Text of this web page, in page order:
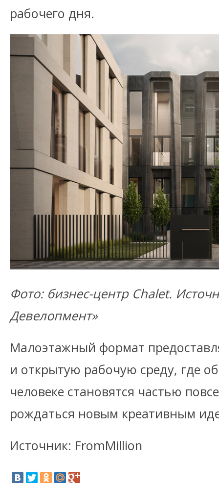
рабочего дня.
Фото: бизнес-центр Chalet.
Девелопмент»
Малоэтажный формат
и открытую рабочую среду, где
человеке становятся частью
рождаться новым креативным
Источник: FromMillion